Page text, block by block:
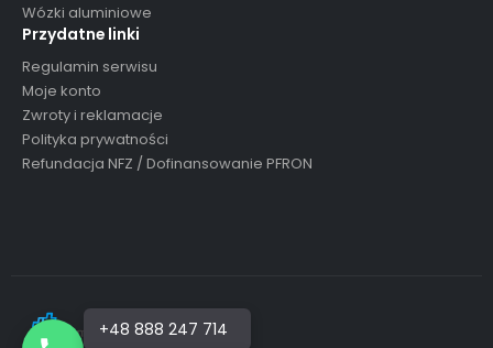
Wózki aluminiowe
Przydatne linki
Regulamin serwisu
Moje konto
Zwroty i reklamacje
Polityka prywatności
Refundacja NFZ / Dofinansowanie PFRON
+48 888 247 714